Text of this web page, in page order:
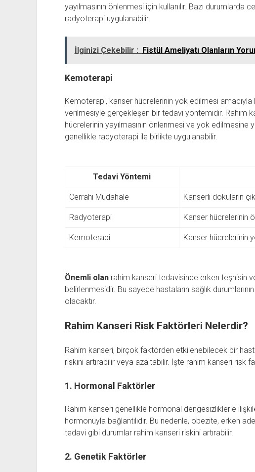
yayılmasının önlenmesi için kullanılır. Bazı durumlarda
radyoterapi uygulanabilir.
İlginizi Çekebilir : Fistül Ameliyatı Olanların
Kemoterapi
Kemoterapi, kanser hücrelerinin yok edilmesi amacıyla
verilmesiyle gerçekleşen bir tedavi yöntemidir. Rahim
hücrelerinin yayılmasının önlenmesi ve yok edilmesine
genellikle radyoterapi ile birlikte uygulanabilir.
Tedavi Yöntemi
Cerrahi Müdahale Kanserli dokuların
Radyoterapi Kanser hücrelerinin
Kemoterapi Kanser hücrelerinin
Önemli olanrahim kanseri tedavisinde erken teşhisin
belirlenmesidir. Bu sayede hastaların sağlık
olacaktır.
Rahim Kanseri Risk Faktörleri Nelerdir?
Rahim kanseri, birçok faktörden etkilenebilecek bir
riskini artırabilir veya azaltabilir. İşte rahim kanseri risk
1. Hormonal Faktörler
Rahim kanseri genellikle hormonal dengesizliklerle
hormonuyla bağlantılıdır. Bu nedenle, obezite, erken
tedavi gibi durumlar rahim kanseri riskini artırabilir.
2. Genetik Faktörler